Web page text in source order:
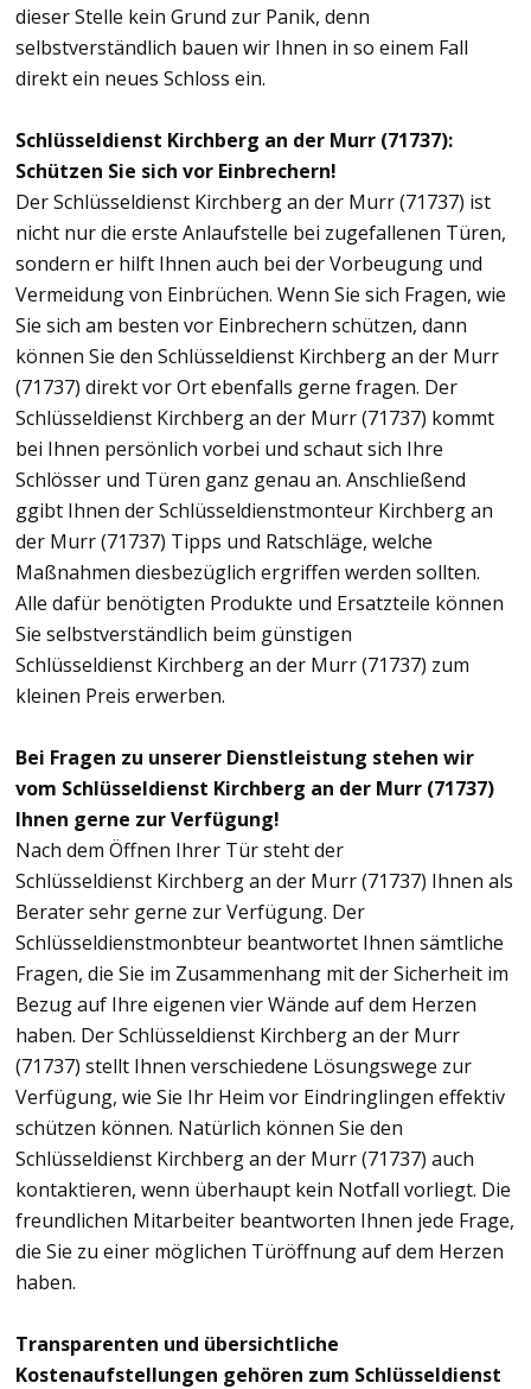
dieser Stelle kein Grund zur Panik, denn
selbstverständlich bauen wir Ihnen in so einem Fall
direkt ein neues Schloss ein.
Schlüsseldienst Kirchberg an der Murr (71737):
Schützen Sie sich vor Einbrechern!
Der Schlüsseldienst Kirchberg an der Murr (71737) ist
nicht nur die erste Anlaufstelle bei zugefallenen Türen,
sondern er hilft Ihnen auch bei der Vorbeugung und
Vermeidung von Einbrüchen. Wenn Sie sich Fragen, wie
Sie sich am besten vor Einbrechern schützen, dann
können Sie den Schlüsseldienst Kirchberg an der Murr
(71737) direkt vor Ort ebenfalls gerne fragen. Der
Schlüsseldienst Kirchberg an der Murr (71737) kommt
bei Ihnen persönlich vorbei und schaut sich Ihre
Schlösser und Türen ganz genau an. Anschließend
ggibt Ihnen der Schlüsseldienstmonteur Kirchberg an
der Murr (71737) Tipps und Ratschläge, welche
Maßnahmen diesbezüglich ergriffen werden sollten.
Alle dafür benötigten Produkte und Ersatzteile können
Sie selbstverständlich beim günstigen
Schlüsseldienst Kirchberg an der Murr (71737) zum
kleinen Preis erwerben.
Bei Fragen zu unserer Dienstleistung stehen wir
vom Schlüsseldienst Kirchberg an der Murr (71737)
Ihnen gerne zur Verfügung!
Nach dem Öffnen Ihrer Tür steht der
Schlüsseldienst Kirchberg an der Murr (71737) Ihnen als
Berater sehr gerne zur Verfügung. Der
Schlüsseldienstmonbteur beantwortet Ihnen sämtliche
Fragen, die Sie im Zusammenhang mit der Sicherheit im
Bezug auf Ihre eigenen vier Wände auf dem Herzen
haben. Der Schlüsseldienst Kirchberg an der Murr
(71737) stellt Ihnen verschiedene Lösungswege zur
Verfügung, wie Sie Ihr Heim vor Eindringlingen effektiv
schützen können. Natürlich können Sie den
Schlüsseldienst Kirchberg an der Murr (71737) auch
kontaktieren, wenn überhaupt kein Notfall vorliegt. Die
freundlichen Mitarbeiter beantworten Ihnen jede Frage,
die Sie zu einer möglichen Türöffnung auf dem Herzen
haben.
Transparenten und übersichtliche
Kostenaufstellungen gehören zum Schlüsseldienst